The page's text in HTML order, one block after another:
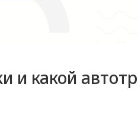
и какой